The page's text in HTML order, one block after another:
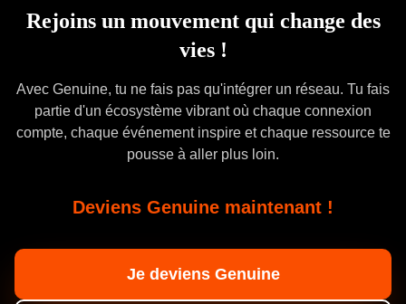
Rejoins un mouvement qui change des
vies !
Avec Genuine, tu ne fais pas qu'intégrer un réseau. Tu fais
partie d'un écosystème vibrant où chaque connexion
compte, chaque événement inspire et chaque ressource te
pousse à aller plus loin.
Deviens Genuine maintenant !
Je deviens Genuine